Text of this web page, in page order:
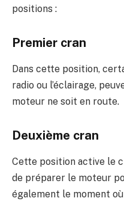
positions :
Premier cran
Dans cette position,
radio ou l’éclairage,
moteur ne soit en route.
Deuxième cran
Cette position active le
de préparer le moteur
également le moment